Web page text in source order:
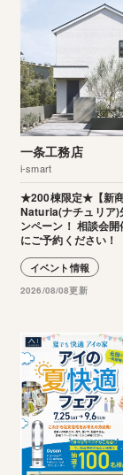
マイペ
一条工務店
i-smart
★200棟限定★【新商
Naturia(ナチュリア)
ンペーン！ 相談会
にご予約ください！
イベント情報
2026/08/08更新